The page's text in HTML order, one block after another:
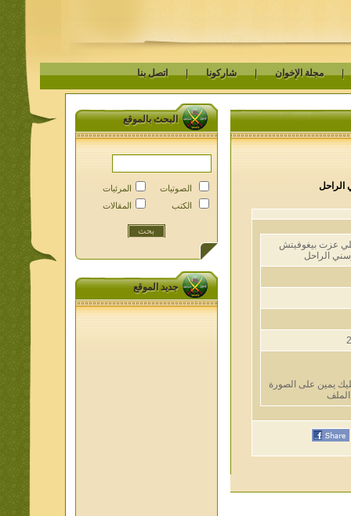
مجلة الإخوان | شاركونا | اتصل بنا
بيغوفيتش
الراحل
على الصورة
البحث بالموقع
الصوتيات
الكتب
المرئيات
المقالات
جديد الموقع